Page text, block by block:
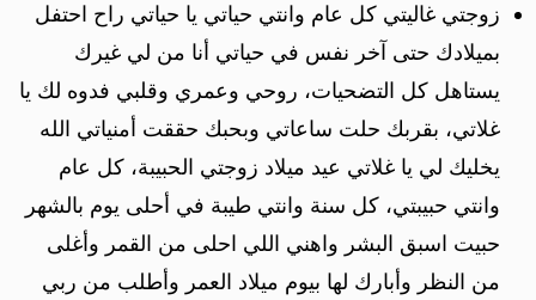
زوجتي غاليتي كل عام وانتي حياتي يا حياتي راح احتفل
بميلادك حتى آخر نفس في حياتي أنا من لي غيرك
يستاهل كل التضحيات، روحي وعمري وقلبي فدوه لك يا
غلاتي، بقربك حلت ساعاتي وبحبك حققت أمنياتي الله
يخليك لي يا غلاتي عيد ميلاد زوجتي الحبيبة، كل عام
وانتي حبيبتي، كل سنة وانتي طيبة في أحلى يوم بالشهر
حبيت اسبق البشر واهني اللي احلى من القمر وأغلى
من النظر وأبارك لها بيوم ميلاد العمر وأطلب من ربي